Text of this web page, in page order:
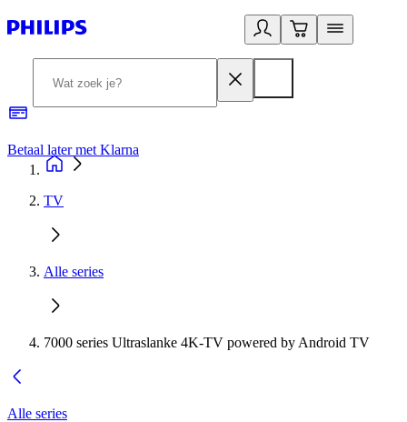
Betaal later met Klarna
TV
Alle series
7000 series Ultraslanke 4K-TV powered by Android TV
Alle series